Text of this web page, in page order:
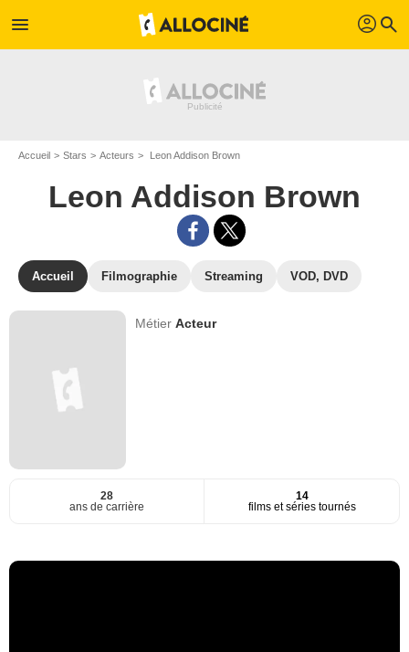
menu profil search
Accueil Stars Acteurs Leon Addison Brown
Leon Addison Brown
Accueil Filmographie Streaming VOD, DVD
MétierActeur
28
ans de carrière
14
films et séries tournés